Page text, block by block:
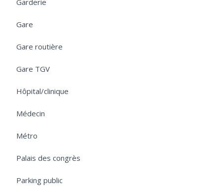
Garderie
Gare
Gare routière
Gare TGV
Hôpital/clinique
Médecin
Métro
Palais des congrès
Parking public